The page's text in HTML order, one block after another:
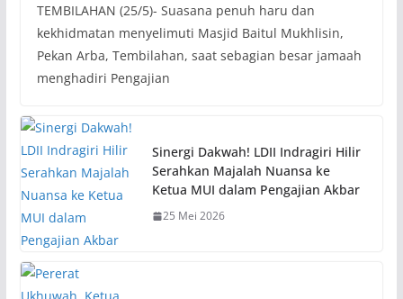
TEMBILAHAN (25/5)- Suasana penuh haru dan
kekhidmatan menyelimuti Masjid Baitul Mukhlisin,
Pekan Arba, Tembilahan, saat sebagian besar jamaah
menghadiri Pengajian
Sinergi Dakwah! LDII Indragiri Hilir
Serahkan Majalah Nuansa ke
Ketua MUI dalam Pengajian Akbar
25 Mei 2026